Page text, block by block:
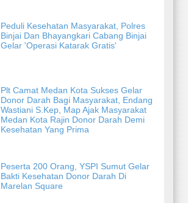
Peduli Kesehatan Masyarakat, Polres
Binjai Dan Bhayangkari Cabang Binjai
Gelar 'Operasi Katarak Gratis'
Plt Camat Medan Kota Sukses Gelar
Donor Darah Bagi Masyarakat, Endang
Wastiani S.Kep, Map Ajak Masyarakat
Medan Kota Rajin Donor Darah Demi
Kesehatan Yang Prima
Peserta 200 Orang, YSPI Sumut Gelar
Bakti Kesehatan Donor Darah Di
Marelan Square